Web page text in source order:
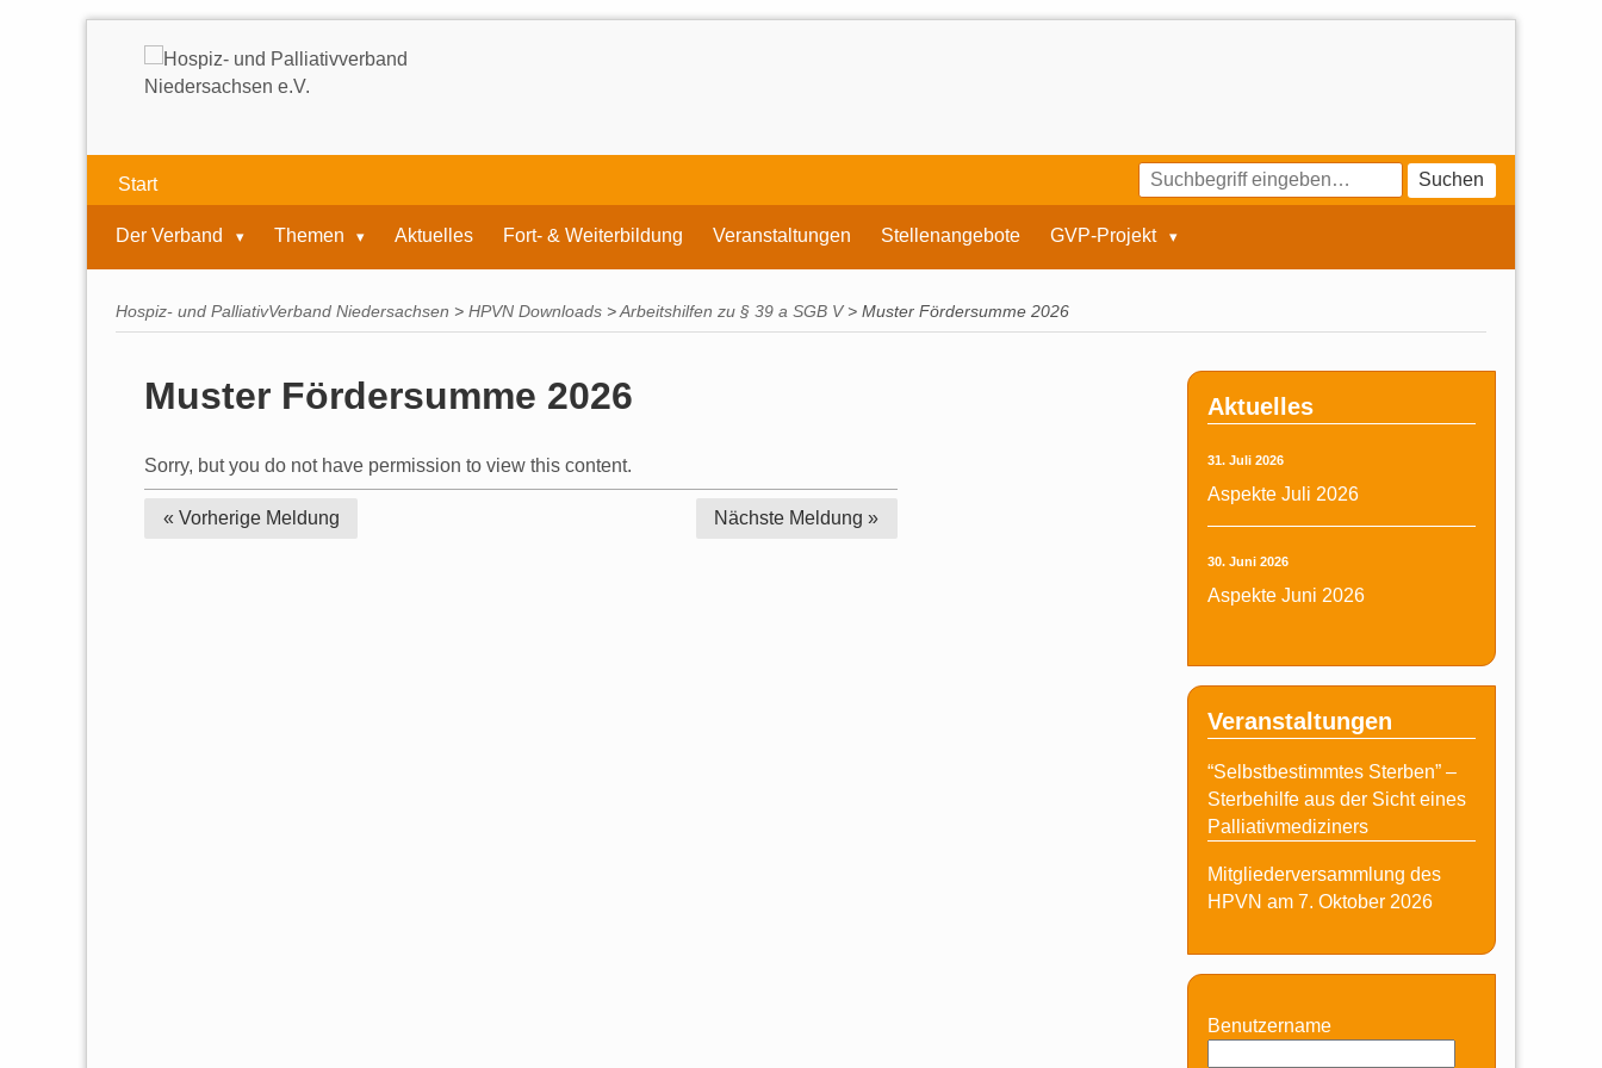
Start Suchen
Der Verband Themen Aktuelles Fort- & Weiterbildung Veranstaltungen Stellenangebote GVP-Projekt
Hospiz- und PalliativVerband Niedersachsen > HPVN Downloads >Arbeitshilfen zu § 39 a SGB V> Muster Fördersumme 2026
Muster Fördersumme 2026
Sorry, but you do not have permission to view this content.
« Vorherige Meldung Nächste Meldung »
Aktuelles
31. Juli 2026
Aspekte Juli 2026
30. Juni 2026
Aspekte Juni 2026
Veranstaltungen
“Selbstbestimmtes Sterben” –
Sterbehilfe aus der Sicht eines
Palliativmediziners
Mitgliederversammlung des
HPVN am 7. Oktober 2026
Benutzername